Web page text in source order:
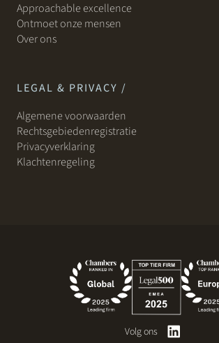
Approachable excellence
Ontmoet onze mensen
Over ons
LEGAL & PRIVACY /
Algemene voorwaarden
Rechtsgebiedenregistratie
Privacyverklaring
Klachtenregeling
Volg ons